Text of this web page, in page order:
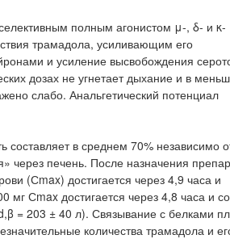
полным агонистом μ-, δ- и κ-
трамадола, усиливающим его
и усиление высвобождения
дозах не угнетает дыхание и в
слабо. Анальгетический потенциал
составляет в среднем 70% независимо
через печень. После назначения
(Сmax) достигается через 4,9 часа и
Сmax достигается через 4,8 часа и
= 203 ± 40 л). Связывание с белками
количества трамадола и